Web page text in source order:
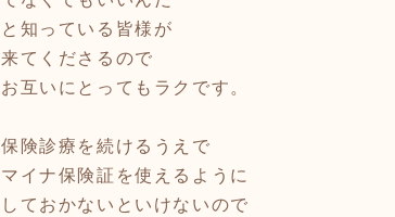
と知っている皆様が
来てくださるので
お互いにとってもラクです。
保険診療を続けるうえで
マイナ保険証を使えるように
しておかないといけないので